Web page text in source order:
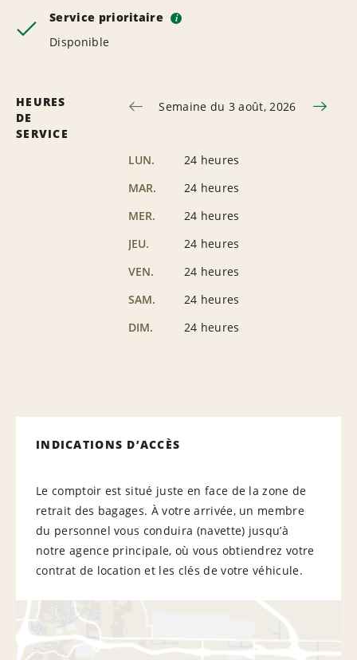
Service prioritaire i
Disponible
HEURES
DE
SERVICE
Semaine du 3 août, 2026
LUN.
24 heures
MAR.
24 heures
MER.
24 heures
JEU.
24 heures
VEN.
24 heures
SAM.
24 heures
DIM.
24 heures
INDICATIONS D’ACCÈS
Le comptoir est situé juste en face de la zone de
retrait des bagages. À votre arrivée, un membre
du personnel vous conduira (navette) jusqu’à
notre agence principale, où vous obtiendrez votre
contrat de location et les clés de votre véhicule.